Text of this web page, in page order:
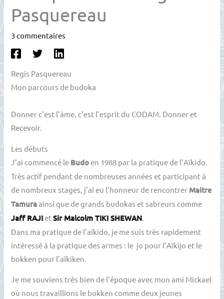
Pasquereau
3 commentaires
Regis Pasquereau
Mon parcours de budoka
Donner c’est l’âme, c’est l’esprit du CODAM. Donner et
Recevoir.
Les débuts
J’ai commencé le Budoen 1988 par la pratique de l’Aïkido.
Très actif pendant de nombreuses années et participant à
de nombreux stages, j’ai eu l’honneur de rencontrer Maitre
Tamuraainsi que de grands budokas et sabreurs comme
Jaff RAJIetSir Malcolm TIKI SHEWAN.
Dans ma pratique de l’aïkido, je me suis très rapidement
intéressé à la pratique des armes : le jo pour l’Aïkijo et le
bokken pour l’aïkiken.
Je me souviens très bien de l’époque avec mon ami Mickael
où nous travaillions le bokken comme deux jeunes